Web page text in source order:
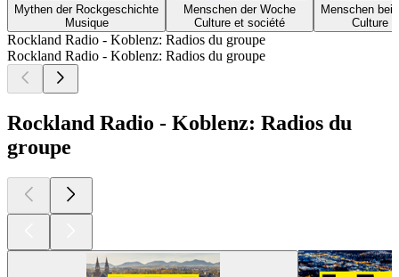
Mythen der Rockgeschichte
Musique
Menschen der Woche
Culture et société
Menschen bei
Culture
Rockland Radio - Koblenz: Radios du groupe
Rockland Radio - Koblenz: Radios du groupe
Rockland Radio - Koblenz: Radios du
groupe